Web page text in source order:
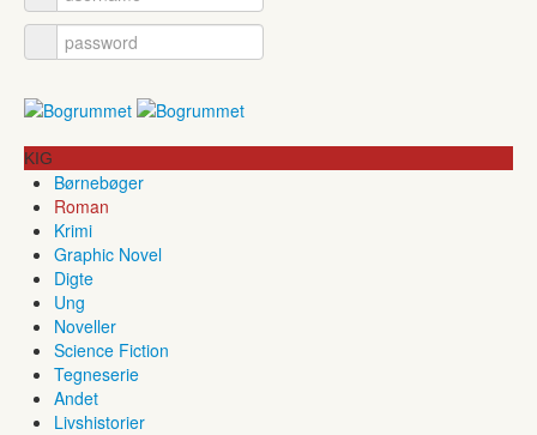
KIG
Børnebøger
Roman
Krimi
Graphic Novel
Digte
Ung
Noveller
Science Fiction
Tegneserie
Andet
Livshistorier